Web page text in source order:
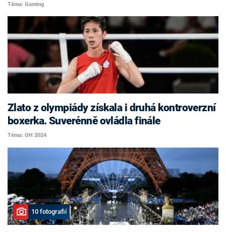
Téma: Gaming
Zlato z olympiády získala i druhá kontroverzní
boxerka. Suverénně ovládla finále
Téma: OH 2024
10 fotografií